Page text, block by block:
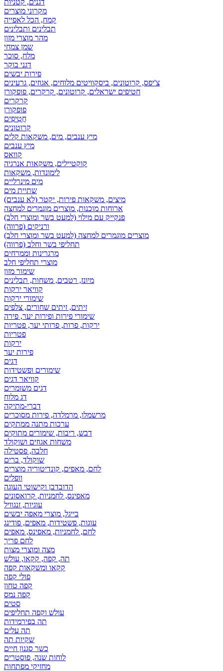
דגנים, קטניות
מקרוני מוצרים
קמח, הכל לאפייה
תבלינים ותבלינים
מהר מוצרי מזון
שמן צמחי
מלח, סוכר
דגני בוקר
פירות יבשים
צ'יפס, קרוטונים, ביסקוויטים מלוחים, אגוזים, גרעינים
חטיפים ישראלים, קרוטונים, קרקרים, פופקורן
קרקרים
פופקורן
חֲטִיפִים
קרוטונים
מיץ ענבים, מים, משקאות קלים
מיץ ענבים
קוואס
קוקטיילים, משקאות אנרגיה
לימונדות, משקאות
מים מינרליים
שתיית מים
מיצים, משקאות פירות, יקטר (לא ענבים)
ארוחות מוכנות, מוצרים מוגמרים למחצה
פנקייק עם מילוי (למעט בשר ומוצרי חלב)
ורניקים (פרווה)
מוצרים מוגמרים למחצה (למעט בשר ומוצרי חלב)
תחליפי בשר וחלב (פרווה)
מרגרינות וממרחים
מוצרי תחליפי חלב
שימור מזון
מיונז, רטבים, משחות, תבלינים
קוויאר ירקות
שימורי ירקות
זיתים, זיתים שחורים, צלפים
שימורי פירות ופירות יער, פירה
ירקות, פרות, פרותי יער, פטריות
פטריות
ירקות
פירות יער
דגים
שימורים ופשטידות
קוויאר דגים
דגים משומרים
דג מלוח
דברי-מתיקה
מרשמלו, מרמלדה, פירות מסוכרים
ערכות מתנה ממתקים
דבש, ריבות, שימורים מתוקים
משחות אגוזים ושוקולד
חלבה, פסטילה
שוקולד, ברים
לחם, מאפים, קונדיטוריה מוצרים
וופלים
הדובדבן וקישוטי העוגה
מאפינס, לחמניות, קרואסונים
עוגיות, זנגוויל
בייגל, מוצרי מאפה יבשים
עוגות, פשטידות, מאפים, פודינג
לחם, לחמניות, מאפינס, מאפים
לחם פריך
מצה ומוצרי מצות
תה, קפה, קקאו, עולש
קקאו ומשקאות קפה
פולי קפה
קפה טחון
קפה נמס
סטים
עולש וקפה תחליפים
תה בפירמידות
תה עלים
שקיות תה
כשר סגנון חיים
לוחות שנה, פוסטרים
מחזיקי מפתחות